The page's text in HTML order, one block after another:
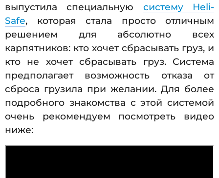
выпустила специальную систему Heli-
Safe, которая стала просто отличным
решением для абсолютно всех
карпятников: кто хочет сбрасывать груз, и
кто не хочет сбрасывать груз. Система
предполагает возможность отказа от
сброса грузила при желании. Для более
подробного знакомства с этой системой
очень рекомендуем посмотреть видео
ниже: